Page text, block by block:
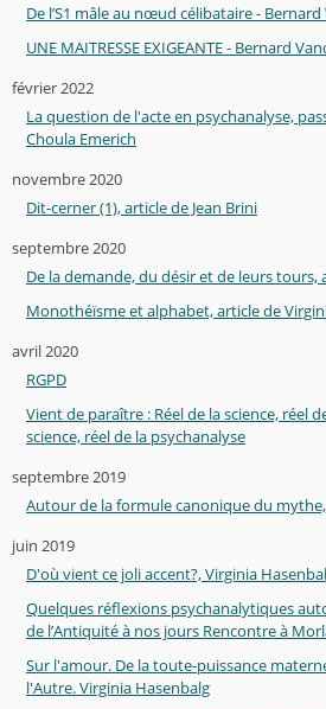
De l’S1 mâle au nœud célibataire -
UNE MAITRESSE EXIGEANTE - Bernard
février 2022
La question de l'acte en psychanalyse,
Choula Emerich
novembre 2020
Dit-cerner (1), article de Jean Brini
septembre 2020
De la demande, du désir et de leurs tours,
Monothéïsme et alphabet, article de
avril 2020
RGPD
Vient de paraître : Réel de la science, réel
science, réel de la psychanalyse
septembre 2019
Autour de la formule canonique du mythe,
juin 2019
D'où vient ce joli accent?, Virginia
Quelques réflexions psychanalytiques
de l’Antiquité à nos jours Rencontre à
Sur l'amour. De la toute-puissance
l'Autre. Virginia Hasenbalg